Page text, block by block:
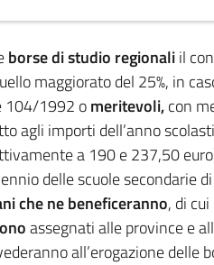
borse di studio regionaliil
maggiorato del 25%, in
104/1992 omeritevoli,con
agli importi dell’anno
a 190 e 237,50
delle scuole secondarie
che ne beneficeranno, di
assegnati alle province e
all’erogazione delle